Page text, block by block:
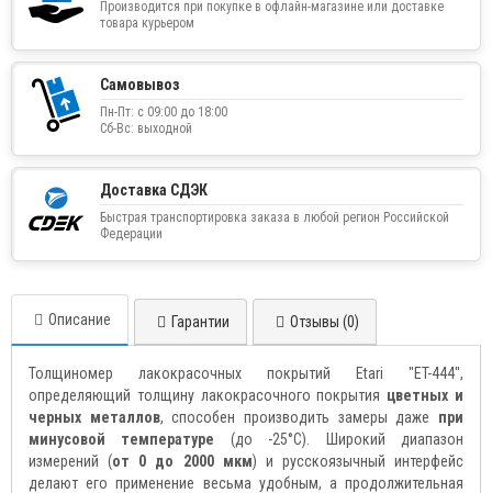
Производится при покупке в офлайн-магазине или доставке
товара курьером
Самовывоз
Пн-Пт: с 09:00 до 18:00
Сб-Вс: выходной
Доставка СДЭК
Быстрая транспортировка заказа в любой регион Российской
Федерации
Описание Гарантии Отзывы (0)
Толщиномер лакокрасочных покрытий Etari "ET-444",
определяющий толщину лакокрасочного покрытия цветных и
черных металлов, способен производить замеры даже при
минусовой температуре (до -25°C). Широкий диапазон
измерений (от 0 до 2000 мкм) и русскоязычный интерфейс
делают его применение весьма удобным, а продолжительная